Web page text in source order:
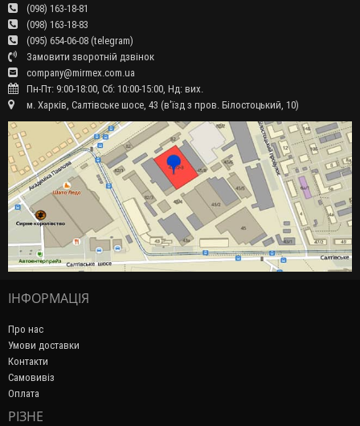
(098) 163-18-81
(098) 163-18-83
(095) 654-06-08 (telegram)
Замовити зворотній дзвінок
company@mirmex.com.ua
Пн-Пт: 9:00-18:00, Сб: 10:00-15:00, Нд: вих.
м. Харків, Салтівське шосе, 43 (в'їзд з пров. Білостоцький, 10)
ІНФОРМАЦІЯ
Про нас
Умови доставки
Контакти
Самовивіз
Оплата
РІЗНЕ